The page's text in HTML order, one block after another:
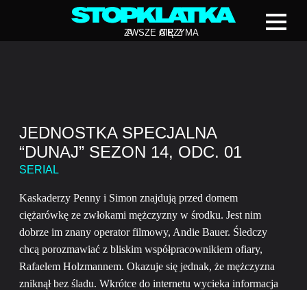
ZAWSZE CIĘ Z
ATRZYMA
JEDNOSTKA SPECJALNA
“DUNAJ” SEZON 14, ODC. 01
SERIAL
Kaskaderzy Penny i Simon znajdują przed domem
ciężarówkę ze zwłokami mężczyzny w środku. Jest nim
dobrze im znany operator filmowy, Andie Bauer. Śledczy
chcą porozmawiać z bliskim współpracownikiem ofiary,
Rafaelem Holzmannem. Okazuje się jednak, że mężczyzna
zniknął bez śladu. Wkrótce do internetu wycieka informacja